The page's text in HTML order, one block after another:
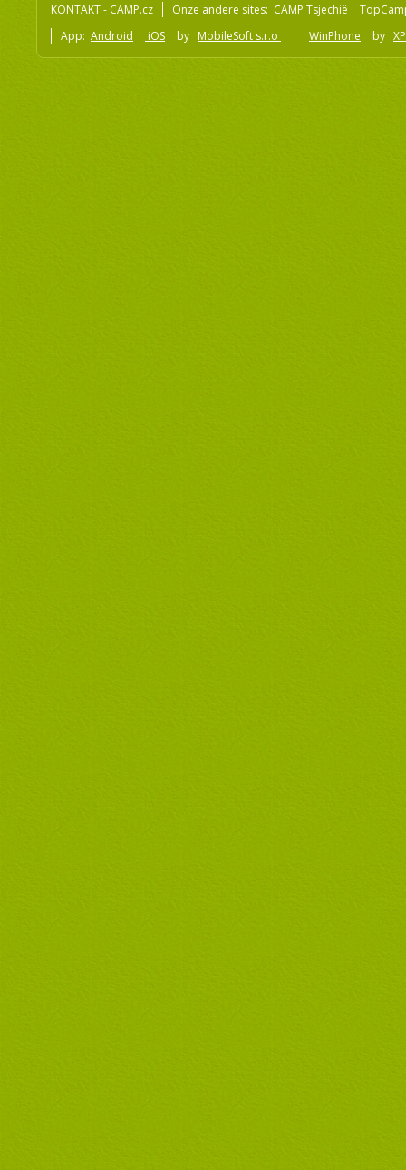
KONTAKT - CAMP.cz Onze andere sites: CAMP Tsjechië
App: Android iOS by MobileSoft s.r.o WinPhone by